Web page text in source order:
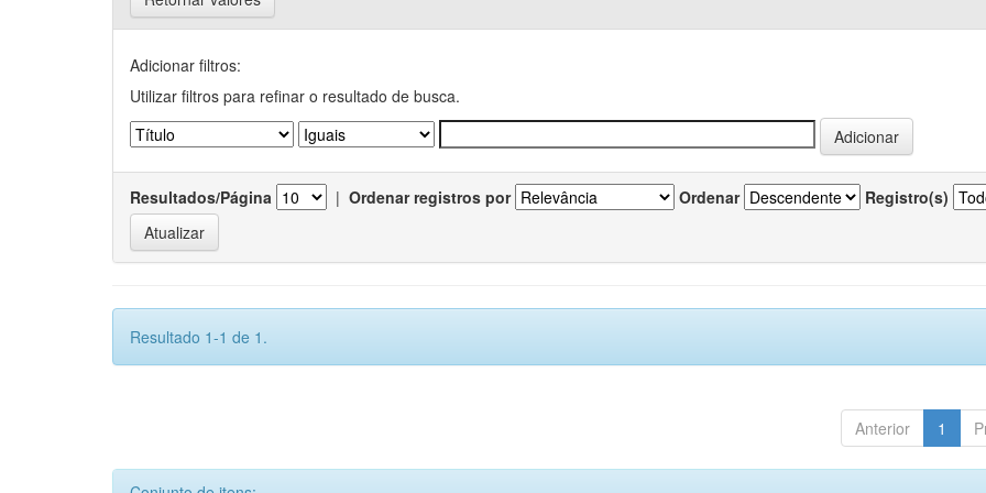
Adicionar filtros:
Utilizar filtros para refinar o resultado de busca.
Resultados/Página | Ordenar registros por Ordenar Registro(s)
Resultado 1-1 de 1.
Anterior 1